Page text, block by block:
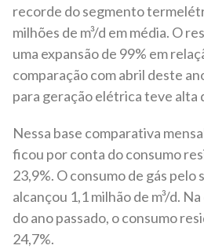
recorde do segmento
milhões de m³/d em média. O
uma expansão de 99% em
comparação com abril deste
para geração elétrica teve alta
Nessa base comparativa
ficou por conta do consumo
23,9%. O consumo de gás
alcançou 1,1 milhão de m³/d.
do ano passado, o consumo
24,7%.